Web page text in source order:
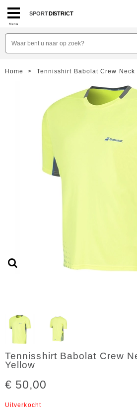
Menu
SPORTDISTRICT
Home > Tennisshirt Babolat Crew Neck
Tennisshirt Babolat Crew
Yellow
€ 50,00
Uitverkocht